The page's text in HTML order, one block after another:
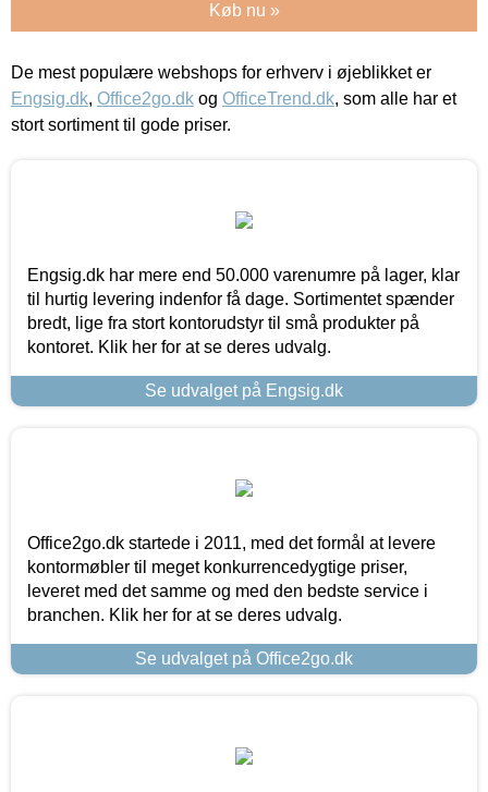
Køb nu »
De mest populære webshops for erhverv i øjeblikket er
Engsig.dk, Office2go.dk og OfficeTrend.dk, som alle har et
stort sortiment til gode priser.
Engsig.dk har mere end 50.000 varenumre på lager, klar
til hurtig levering indenfor få dage. Sortimentet spænder
bredt, lige fra stort kontorudstyr til små produkter på
kontoret. Klik her for at se deres udvalg.
Se udvalget på Engsig.dk
Office2go.dk startede i 2011, med det formål at levere
kontormøbler til meget konkurrencedygtige priser,
leveret med det samme og med den bedste service i
branchen. Klik her for at se deres udvalg.
Se udvalget på Office2go.dk